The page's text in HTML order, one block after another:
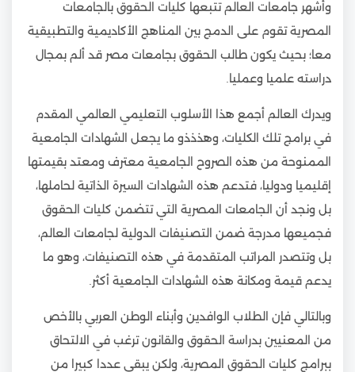
وأشهر جامعات العالم تتبعها كليات الحقوق بالجامعات
المصرية تقوم على الدمج بين المناهج الأكاديمية والتطبيقية
معا؛ بحيث يكون طالب الحقوق بجامعات مصر قد ألم بمجال
دراسته علميا وعمليا.
ويدرك العالم أجمع هذا الأسلوب التعليمي العالمي المقدم
في برامج تلك الكليات، وهذذذو ما يجعل الشهادات الجامعية
الممنوحة من هذه الصروح الجامعية معترف ومعتد بقيمتها
إقليميا ودوليا، فتدعم هذه الشهادات السيرة الذاتية لحاملها،
بل ونجد أن الجامعات المصرية التي تتضمن كليات الحقوق
فجميعها مدرجة ضمن التصنيفات الدولية لجامعات العالم،
بل وتتصدر المراتب المتقدمة في هذه التصنيفات، وهو ما
يدعم قيمة ومكانة هذه الشهادات الجامعية أكثر.
وبالتالي فإن الطلاب الوافدين وأبناء الوطن العربي بالأخص
من المعنيين بدراسة الحقوق والقانون ترغب في الالتحاق
ببرامج كليات الحقوق المصرية، ولكن يبقى عددا كبيرا من